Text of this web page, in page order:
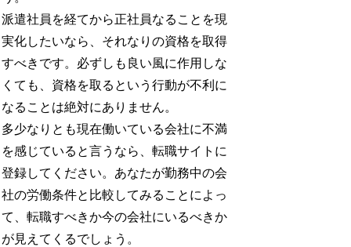
派遣社員を経てから正社員なることを現
実化したいなら、それなりの資格を取得
すべきです。必ずしも良い風に作用しな
くても、資格を取るという行動が不利に
なることは絶対にありません。
多少なりとも現在働いている会社に不満
を感じていると言うなら、転職サイトに
登録してください。あなたが勤務中の会
社の労働条件と比較してみることによっ
て、転職すべきか今の会社にいるべきか
が見えてくるでしょう。